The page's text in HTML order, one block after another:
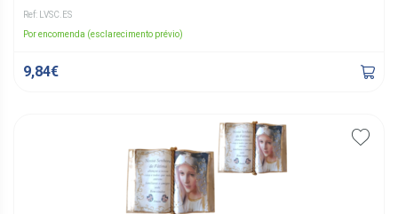
Ref: LVSC.ES
Por encomenda (esclarecimento prévio)
9,84€